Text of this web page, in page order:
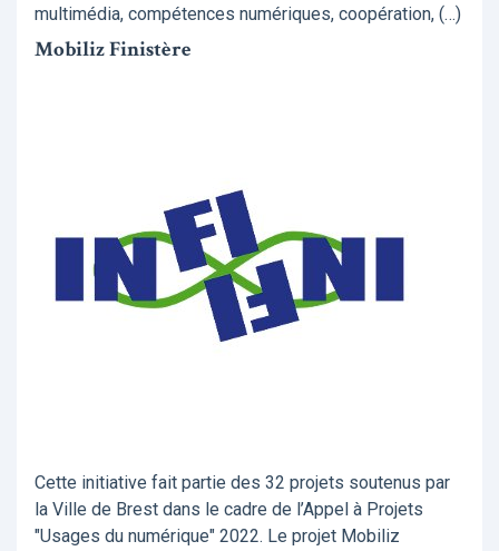
multimédia, compétences numériques, coopération, (…)
Mobiliz Finistère
Cette initiative fait partie des 32 projets soutenus par
la Ville de Brest dans le cadre de l’Appel à Projets
"Usages du numérique" 2022. Le projet Mobiliz